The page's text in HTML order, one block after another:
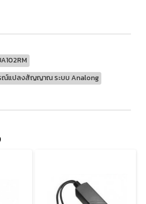
ณ์แปลงสัญญาณ ระบบ Analong